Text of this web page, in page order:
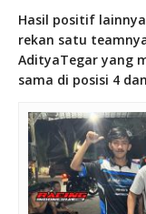
Hasil positif
rekan satu
AdityaTegar yang
sama di posisi 4